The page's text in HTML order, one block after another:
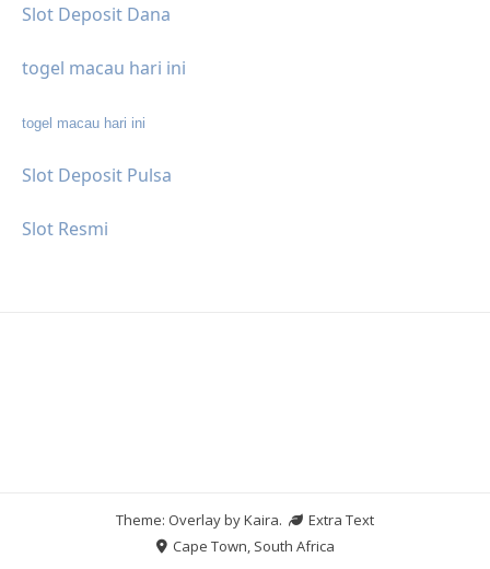
Slot Deposit Dana
togel macau hari ini
togel macau hari ini
Slot Deposit Pulsa
Slot Resmi
Theme: Overlay byKaira.
Extra Text
Cape Town, South Africa